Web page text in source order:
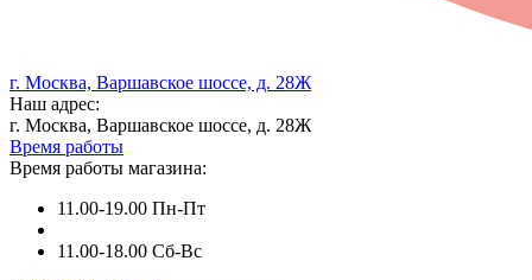
г. Москва, Варшавское шоссе, д. 28Ж
Наш адрес:
г. Москва, Варшавское шоссе, д. 28Ж
Время работы
Время работы магазина:
11.00-19.00 Пн-Пт
11.00-18.00 Сб-Вс